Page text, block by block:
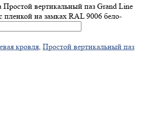
Простой вертикальный паз Grand Line
пленкой на замках RAL 9006 бело-
кровля, Простой вертикальный паз